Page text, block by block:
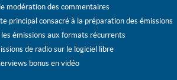
modération des commentaires
principal consacré à la préparation des émissions
émissions aux formats récurrents
de radio sur le logiciel libre
bonus en vidéo